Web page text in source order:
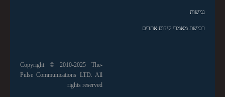
נגישות
רכישת מאמרי קידום אתרים
Copyright © 2010-2025 The-
Pulse Communications LTD. All
rights reserved